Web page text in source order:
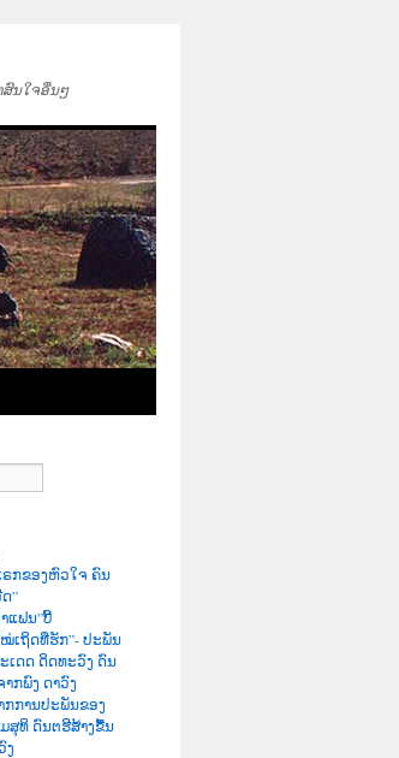
ນໃຈອື່ນໆ
ກຂອງຫົວໃຈ ຄົນ
”
ແຟນ”ບີ້
ເຖິດທີ່ຮັກ”- ປະພັນ
ເດດ ດິດທະວົງ ດົນ
ກພົງ ດາວົງ
ກການປະພັນຂອງ
ສຸທິ ດົນຕຮີສ້າງຂື້ນ
ງ